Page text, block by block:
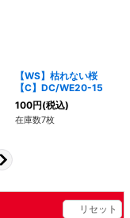
【WS】枯れない桜
【C】DC/WE20-15
100円(税込)
在庫数7枚
リセット